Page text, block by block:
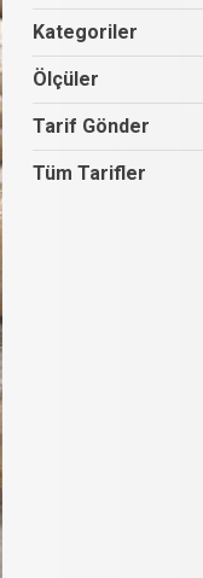
Kategoriler
Ölçüler
Tarif Gönder
Tüm Tarifler